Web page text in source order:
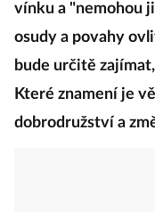
vínku a "nemohou
osudy a povahy
bude určitě
Které znamení je
dobrodružství a